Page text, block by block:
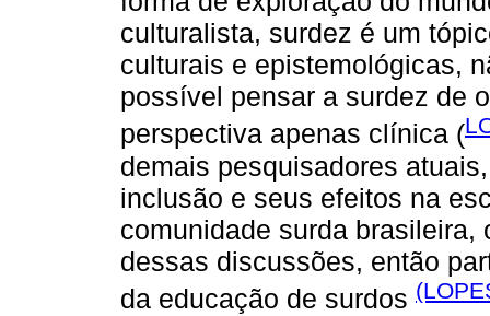
culturalista, surdez é um
culturais e epistemológicas,
possível pensar a surdez de
perspectiva apenas clínica (
demais pesquisadores
inclusão e seus efeitos na
comunidade surda
dessas discussões, então
da educação de surdos